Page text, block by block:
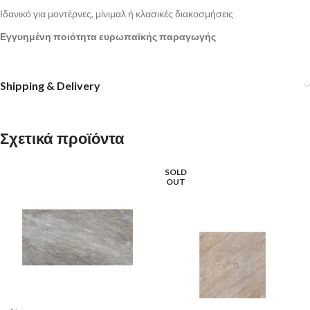
Ιδανικό για μοντέρνες, μίνιμαλ ή κλασικές διακοσμήσεις
Εγγυημένη ποιότητα ευρωπαϊκής παραγωγής
Shipping & Delivery
Σχετικά προϊόντα
SOLD
OUT